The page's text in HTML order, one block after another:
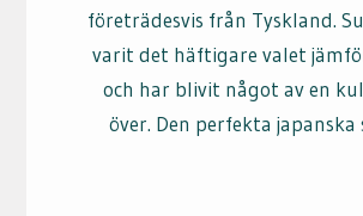
företrädesvis från Tyskland.
varit det häftigare valet
och har blivit något av en
över. Den perfekta